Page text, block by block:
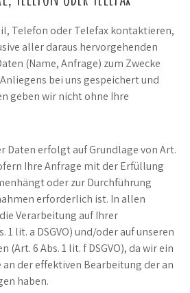
Telefon oder Telefax kontaktieren,
aller daraus hervorgehenden
(Name, Anfrage) zum Zwecke
bei uns gespeichert und
geben wir nicht ohne Ihre
Daten erfolgt auf Grundlage von Art.
Ihre Anfrage mit der Erfüllung
oder zur Durchführung
erforderlich ist. In allen
Verarbeitung auf Ihrer
1 lit. a DSGVO) und/oder auf unseren
6 Abs. 1 lit. f DSGVO), da wir ein
der effektiven Bearbeitung der an
haben.